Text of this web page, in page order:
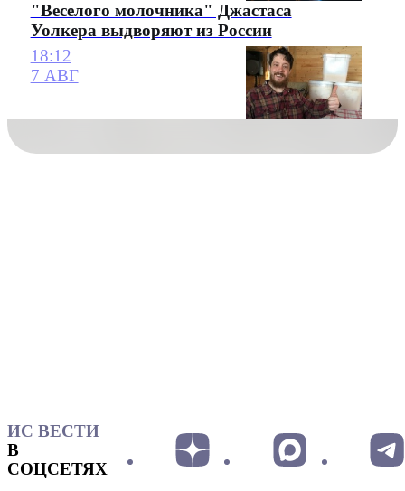
"Веселого молочника" Джастаса
Уолкера выдворяют из России
18:12
7 АВГ
ИС ВЕСТИ
В
СОЦСЕТЯХ